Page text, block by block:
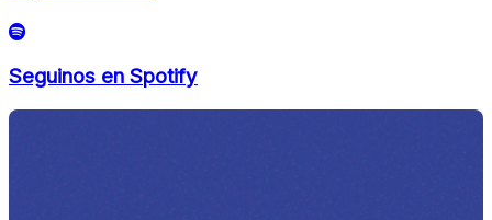
Seguinos en Spotify